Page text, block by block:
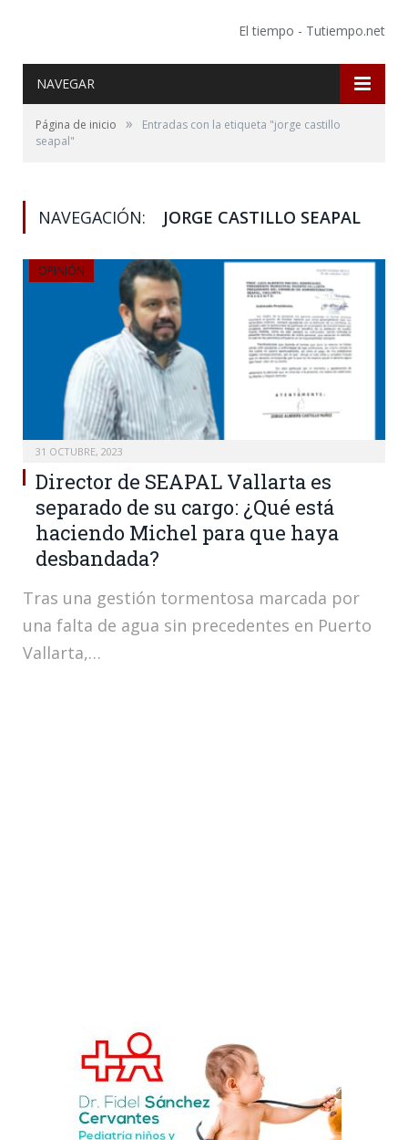
El tiempo - Tutiempo.net
NAVEGAR
Página de inicio »
Entradas con la etiqueta "jorge castillo
seapal"
NAVEGACIÓN: JORGE CASTILLO SEAPAL
OPINIÓN
31 OCTUBRE, 2023
Director de SEAPAL Vallarta es
separado de su cargo: ¿Qué está
haciendo Michel para que haya
desbandada?
Tras una gestión tormentosa marcada por
una falta de agua sin precedentes en Puerto
Vallarta,…